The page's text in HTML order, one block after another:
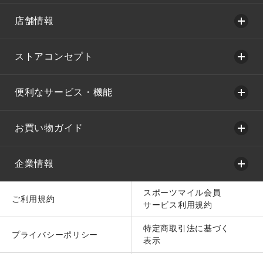
店舗情報
ストアコンセプト
便利なサービス・機能
お買い物ガイド
企業情報
ご利用規約
スポーツマイル会員
サービス利用規約
プライバシーポリシー
特定商取引法に基づく
表示